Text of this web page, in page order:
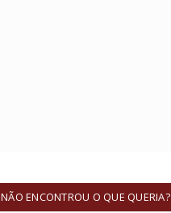
NÃO ENCONTROU O QUE QUERIA?